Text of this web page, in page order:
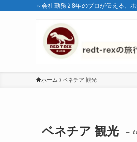
～会社勤務２8年のプロが伝える、
ホーム ベネチア 観光
ベネチア 観光 –